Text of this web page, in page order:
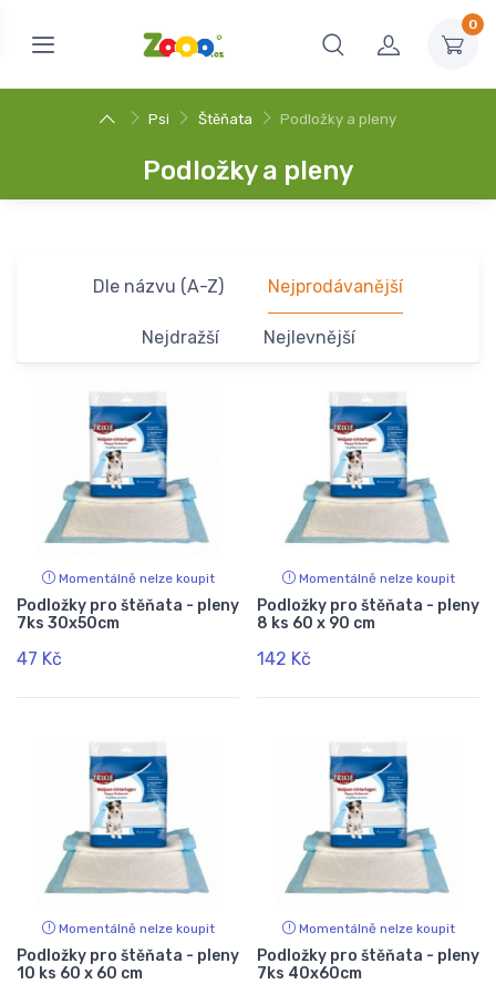
0
Psi Štěňata Podložky a pleny
Podložky a pleny
Dle názvu (A-Z) Nejprodávanější
Nejdražší Nejlevnější
Momentálně nelze koupit
Podložky pro štěňata - pleny
7ks 30x50cm
47 Kč
Momentálně nelze koupit
Podložky pro štěňata - pleny
8 ks 60 x 90 cm
142 Kč
Momentálně nelze koupit
Podložky pro štěňata - pleny
10 ks 60 x 60 cm
Momentálně nelze koupit
Podložky pro štěňata - pleny
7ks 40x60cm